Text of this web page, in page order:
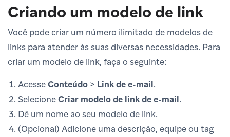
Criando um modelo de link
Você pode criar um número ilimitado de modelos de
links para atender às suas diversas necessidades. Para
criar um modelo de link, faça o seguinte:
AcesseConteúdo > Link de e-mail.
SelecioneCriar modelo de link de e-mail.
Dê um nome ao seu modelo de link.
(Opcional) Adicione uma descrição, equipe ou tag